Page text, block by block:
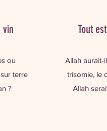
ou
terre
?
Tout
Allah aurait-
trisomie, le
Allah